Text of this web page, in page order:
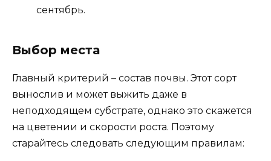
сентябрь.
Выбор места
Главный критерий – состав почвы. Этот сорт
вынослив и может выжить даже в
неподходящем субстрате, однако это скажется
на цветении и скорости роста. Поэтому
старайтесь следовать следующим правилам: